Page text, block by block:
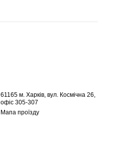
61165 м. Харків, вул. Космічна 26,
офіс 305-307
Мапа проїзду